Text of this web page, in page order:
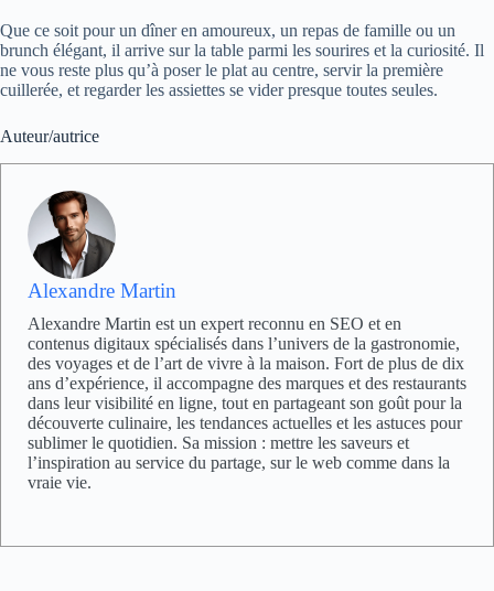
Que ce soit pour un dîner en amoureux, un repas de famille ou un
brunch élégant, il arrive sur la table parmi les sourires et la curiosité. Il
ne vous reste plus qu’à poser le plat au centre, servir la première
cuillerée, et regarder les assiettes se vider presque toutes seules.
Auteur/autrice
Alexandre Martin
Alexandre Martin est un expert reconnu en SEO et en
contenus digitaux spécialisés dans l’univers de la gastronomie,
des voyages et de l’art de vivre à la maison. Fort de plus de dix
ans d’expérience, il accompagne des marques et des restaurants
dans leur visibilité en ligne, tout en partageant son goût pour la
découverte culinaire, les tendances actuelles et les astuces pour
sublimer le quotidien. Sa mission : mettre les saveurs et
l’inspiration au service du partage, sur le web comme dans la
vraie vie.